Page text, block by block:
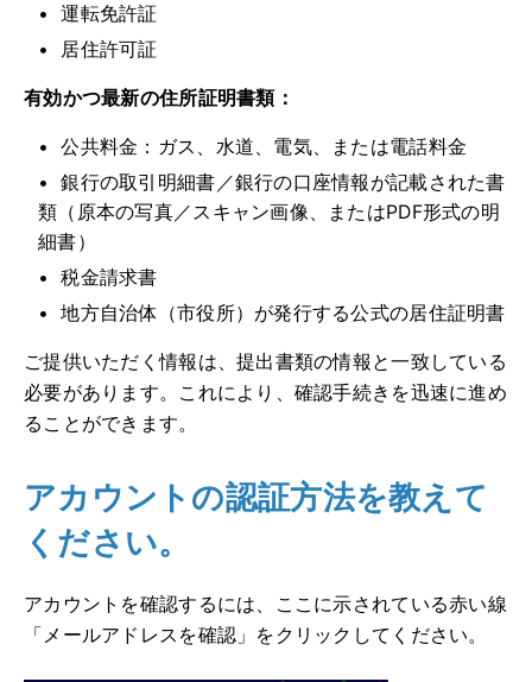
運転免許証
居住許可証
有効かつ最新の住所証明書類：
公共料金：ガス、水道、電気、または電話料金
銀行の取引明細書／銀行の口座情報が記載された書
類（原本の写真／スキャン画像、またはPDF形式の明
細書）
税金請求書
地方自治体（市役所）が発行する公式の居住証明書
ご提供いただく情報は、提出書類の情報と一致している
必要があります。これにより、確認手続きを迅速に進め
ることができます。
アカウントの認証方法を教えて
ください。
アカウントを確認するには、ここに示されている赤い線
「メールアドレスを確認」をクリックしてください。